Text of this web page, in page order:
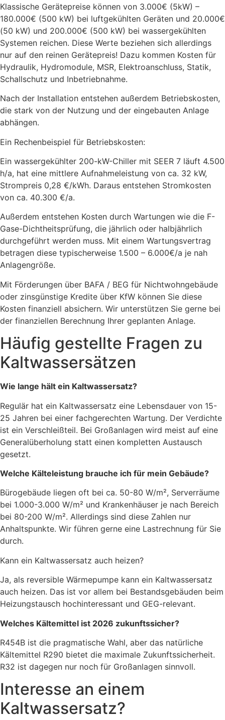
Klassische Gerätepreise können von 3.000€ (5kW) –
180.000€ (500 kW) bei luftgekühlten Geräten und 20.000€
(50 kW) und 200.000€ (500 kW) bei wassergekühlten
Systemen reichen. Diese Werte beziehen sich allerdings
nur auf den reinen Gerätepreis! Dazu kommen Kosten für
Hydraulik, Hydromodule, MSR, Elektroanschluss, Statik,
Schallschutz und Inbetriebnahme.
Nach der Installation entstehen außerdem Betriebskosten,
die stark von der Nutzung und der eingebauten Anlage
abhängen.
Ein Rechenbeispiel für Betriebskosten:
Ein wassergekühlter 200-kW-Chiller mit SEER 7 läuft 4.500
h/a, hat eine mittlere Aufnahmeleistung von ca. 32 kW,
Strompreis 0,28 €/kWh. Daraus entstehen Stromkosten
von ca. 40.300 €/a.
Außerdem entstehen Kosten durch Wartungen wie die F-
Gase-Dichtheitsprüfung, die jährlich oder halbjährlich
durchgeführt werden muss. Mit einem Wartungsvertrag
betragen diese typischerweise 1.500 – 6.000€/a je nah
Anlagengröße.
Mit Förderungen über BAFA / BEG für Nichtwohngebäude
oder zinsgünstige Kredite über KfW können Sie diese
Kosten finanziell absichern. Wir unterstützen Sie gerne bei
der finanziellen Berechnung Ihrer geplanten Anlage.
Häufig gestellte Fragen zu
Kaltwassersätzen
Wie lange hält ein Kaltwassersatz?
Regulär hat ein Kaltwassersatz eine Lebensdauer von 15-
25 Jahren bei einer fachgerechten Wartung. Der Verdichte
ist ein Verschleißteil. Bei Großanlagen wird meist auf eine
Generalüberholung statt einen kompletten Austausch
gesetzt.
Welche Kälteleistung brauche ich für mein Gebäude?
Bürogebäude liegen oft bei ca. 50-80 W/m², Serverräume
bei 1.000-3.000 W/m² und Krankenhäuser je nach Bereich
bei 80-200 W/m². Allerdings sind diese Zahlen nur
Anhaltspunkte. Wir führen gerne eine Lastrechnung für Sie
durch.
Kann ein Kaltwassersatz auch heizen?
Ja, als reversible Wärmepumpe kann ein Kaltwassersatz
auch heizen. Das ist vor allem bei Bestandsgebäuden beim
Heizungstausch hochinteressant und GEG-relevant.
Welches Kältemittel ist 2026 zukunftssicher?
R454B ist die pragmatische Wahl, aber das natürliche
Kältemittel R290 bietet die maximale Zukunftssicherheit.
R32 ist dagegen nur noch für Großanlagen sinnvoll.
Interesse an einem
Kaltwassersatz?